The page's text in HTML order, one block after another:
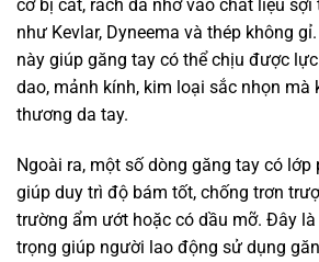
cơ bị cắt, rách da nhờ vào chất liệu
như Kevlar, Dyneema và thép không
này giúp găng tay có thể chịu được
dao, mảnh kính, kim loại sắc nhọn mà
thương da tay.
Ngoài ra, một số dòng găng tay có lớp
giúp duy trì độ bám tốt, chống trơn
trường ẩm ướt hoặc có dầu mỡ. Đây
trọng giúp người lao động sử dụng